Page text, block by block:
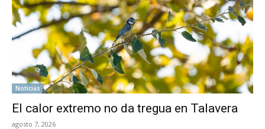
Noticias
El calor extremo no da tregua en Talavera
agosto 7, 2026